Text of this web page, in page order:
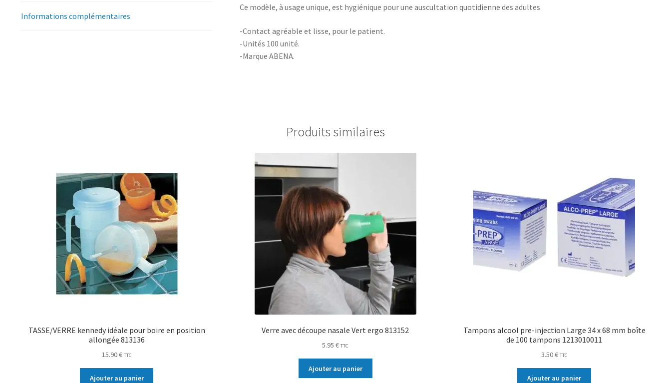
Informations complémentaires
Ce modèle, à usage unique, est hygiénique pour une auscultation quotidienne des adultes
-Contact agréable et lisse, pour le patient.
-Unités ‎100 unité.
-Marque ‎ABENA.
Produits similaires
TASSE/VERRE kennedy idéale pour boire en position
allongée 813136
15.90€ TTC
Ajouter au panier
Verre avec découpe nasale Vert ergo 813152
5.95€ TTC
Ajouter au panier
Tampons alcool pre-injection Large 34 x 68 mm boîte
de 100 tampons 1213010011
3.50€ TTC
Ajouter au panier